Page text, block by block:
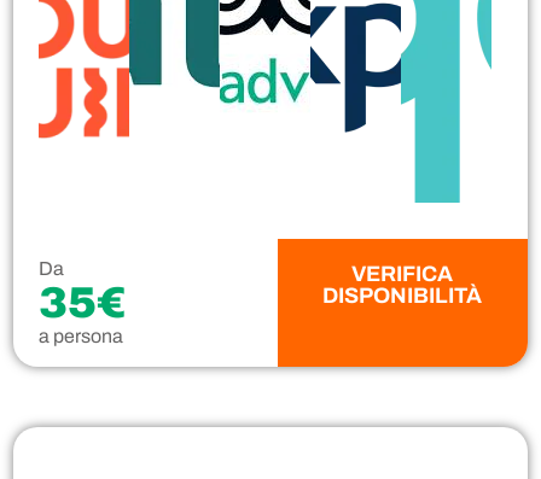
Da
35€
a persona
VERIFICA
DISPONIBILITÀ